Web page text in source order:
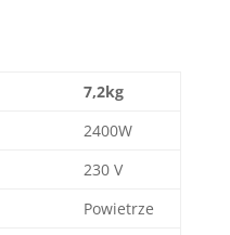
7,2kg
2400W
230 V
Powietrze